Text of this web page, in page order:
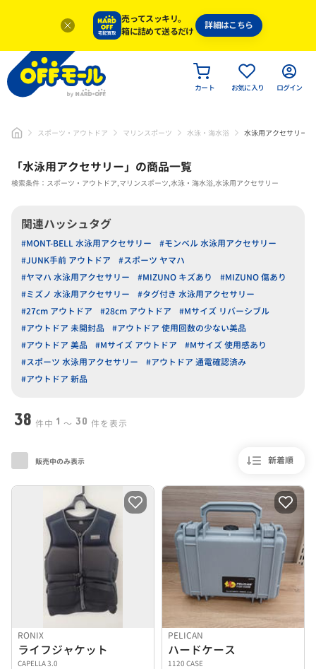
売ってスッキリ。
箱に詰めて送るだけ
詳細はこちら
カート お気に入り ログイン
スポーツ・アウトドア マリンスポーツ 水泳・海水浴 水泳用アクセサリー
「水泳用アクセサリー」 の商品一覧
検索条件：スポーツ・アウトドア,マリンスポーツ,水泳・海水浴,水泳用アクセサリー
関連ハッシュタグ
#MONT-BELL 水泳用アクセサリー
#モンベル 水泳用アクセサリー
#JUNK手前 アウトドア
#スポーツ ヤマハ
#ヤマハ 水泳用アクセサリー
#MIZUNO キズあり
#MIZUNO 傷あり
#ミズノ 水泳用アクセサリー
#タグ付き 水泳用アクセサリー
#27cm アウトドア
#28cm アウトドア
#Mサイズ リバーシブル
#アウトドア 未開封品
#アウトドア 使用回数の少ない美品
#アウトドア 美品
#Mサイズ アウトドア
#Mサイズ 使用感あり
#スポーツ 水泳用アクセサリー
#アウトドア 通電確認済み
#アウトドア 新品
38 件中 1 〜 30 件を表示
新着順
販売中のみ表示
RONIX
ライフジャケット
CAPELLA 3.0
PELICAN
ハードケース
1120 CASE